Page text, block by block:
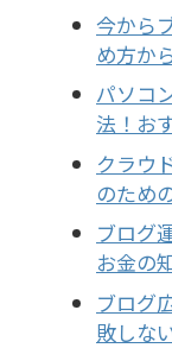
今から
め方か
パソコ
法！お
クラウ
のため
ブログ
お金の
ブログ
敗しな